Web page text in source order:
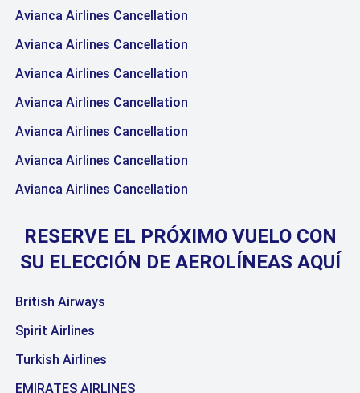
Avianca Airlines Cancellation
Avianca Airlines Cancellation
Avianca Airlines Cancellation
Avianca Airlines Cancellation
Avianca Airlines Cancellation
Avianca Airlines Cancellation
Avianca Airlines Cancellation
RESERVE EL PRÓXIMO VUELO CON
SU ELECCIÓN DE AEROLÍNEAS AQUÍ
British Airways
Spirit Airlines
Turkish Airlines
EMIRATES AIRLINES